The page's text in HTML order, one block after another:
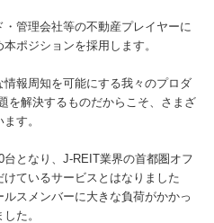
管理会社等の不動産プレイヤーに
ポジションを採用します。
報周知を可能にする我々のプロダ
を解決するものだからこそ、さまざ
す。
となり、J-REIT業界の首都圏オフ
ているサービスとはなりました
スメンバーに大きな負荷がかかっ
た。